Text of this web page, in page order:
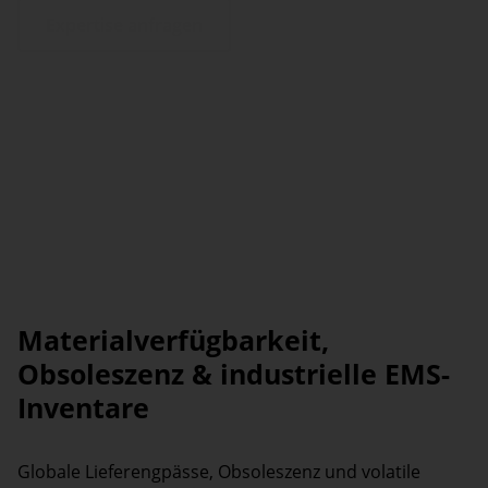
Materialverfügbarkeit,
Obsoleszenz & industrielle EMS-
Inventare
Globale Lieferengpässe, Obsoleszenz und volatile